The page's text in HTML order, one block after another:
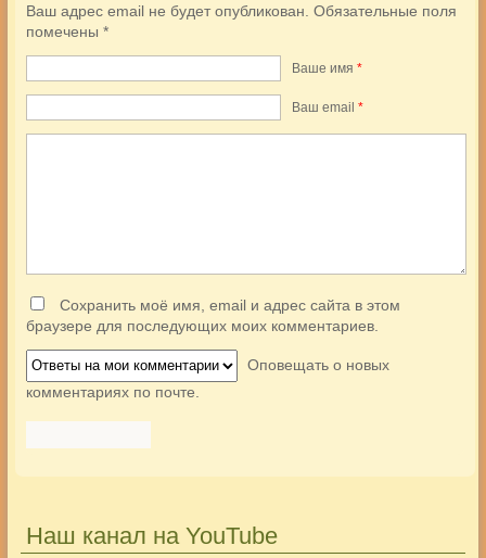
Ваш адрес email не будет опубликован. Обязательные поля
помечены *
Ваше имя *
Ваш еmail *
Сохранить моё имя, email и адрес сайта в этом
браузере для последующих моих комментариев.
Оповещать о новых
комментариях по почте.
Наш канал на YouTube